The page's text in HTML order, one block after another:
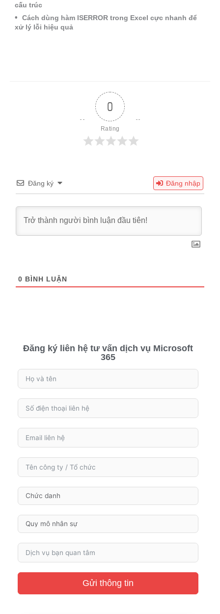
cấu trúc
Cách dùng hàm ISERROR trong Excel cực nhanh để
xử lý lỗi hiệu quả
0
Rating
Đăng ký Đăng nhập
0 BÌNH LUẬN
Đăng ký liên hệ tư vấn dịch vụ Microsoft
365
Gửi thông tin